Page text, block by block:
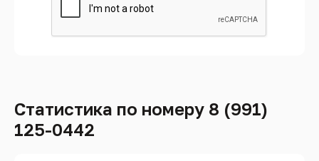
Статистика по номеру 8 (991)
125-0442